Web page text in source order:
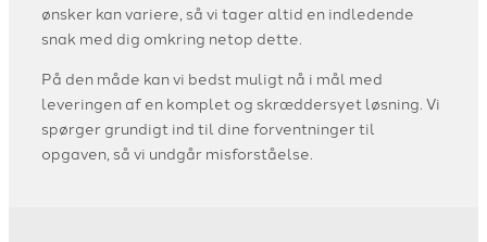
ønsker kan variere, så vi tager altid en indledende
snak med dig omkring netop dette.
På den måde kan vi bedst muligt nå i mål med
leveringen af en komplet og skræddersyet løsning. Vi
spørger grundigt ind til dine forventninger til
opgaven, så vi undgår misforståelse.